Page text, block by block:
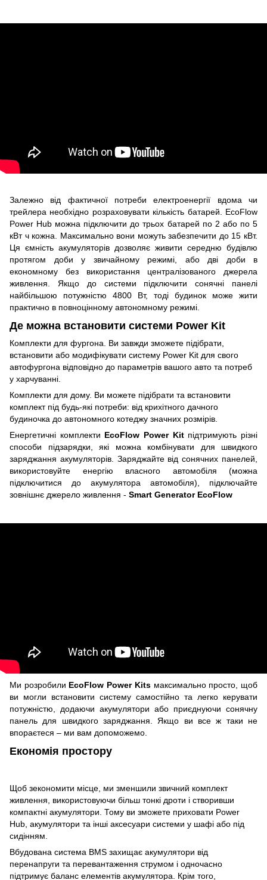
Залежно від фактичної потреби електроенергії вдома чи
трейлера необхідно розраховувати кількість батарей. EcoFlow
Power Hub можна підключити до трьох батарей по 2 або по 5
кВт ч кожна. Максимально вони можуть забезпечити до 15 кВт.
Ця ємність акумуляторів дозволяє живити середню будівлю
протягом доби у звичайному режимі, або дві доби в
економному без використання централізованого джерела
живлення. Якщо до системи підключити сонячні панелі
найбільшою потужністю 4800 Вт, тоді будинок може жити
практично в повноцінному автономному режимі.
Де можна встановити системи Power Kit
Комплекти для фургона. Ви завжди зможете підібрати,
встановити або модифікувати систему Power Kit для свого
автофургона відповідно до параметрів вашого авто та потреб
у харчуванні.
Комплекти для дому. Ви можете підібрати та встановити
комплект під будь-які потреби: від крихітного дачного
будиночка до автономного котеджу значних розмірів.
Енергетичні комплекти EcoFlow Power Kitпідтримують різні
способи підзарядки, які можна комбінувати для швидкого
заряджання акумуляторів. Заряджайте від сонячних панелей,
використовуйте енергію власного автомобіля (можна
підключитися до акумулятора автомобіля), підключайте
зовнішнє джерело живлення - Smart Generator EcoFlow
Ми розробили EcoFlow Power Kitsмаксимально просто, щоб
ви могли встановити систему самостійно та легко керувати
потужністю, додаючи акумулятори або приєднуючи сонячну
панель для швидкого заряджання. Якщо ви все ж таки не
впораєтеся – ми вам допоможемо.
Економія простору
Щоб зекономити місце, ми зменшили звичний комплект
живлення, використовуючи більш тонкі дроти і створивши
компактні акумулятори. Тому ви зможете приховати Power
Hub, акумулятори та інші аксесуари системи у шафі або під
сидінням.
Вбудована система BMS захищає акумулятори від
перенапруги та перевантаження струмом і одночасно
підтримує баланс елементів акумулятора. Крім того,